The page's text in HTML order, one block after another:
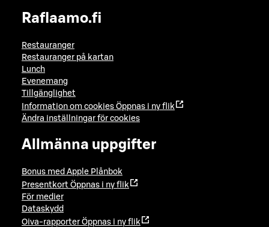
Raflaamo.fi
Restauranger
Restauranger på kartan
Lunch
Evenemang
Tillgänglighet
Information om cookies Öppnas i ny flik
Ändra inställningar för cookies
Allmänna uppgifter
Bonus med Apple Plånbok
Presentkort Öppnas i ny flik
För medier
Dataskydd
Oiva-rapporter Öppnas i ny flik